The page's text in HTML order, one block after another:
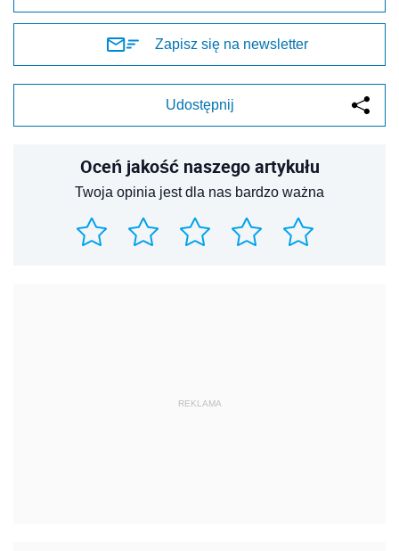
Zapisz się na newsletter
Udostępnij
Oceń jakość naszego artykułu
Twoja opinia jest dla nas bardzo ważna
REKLAMA